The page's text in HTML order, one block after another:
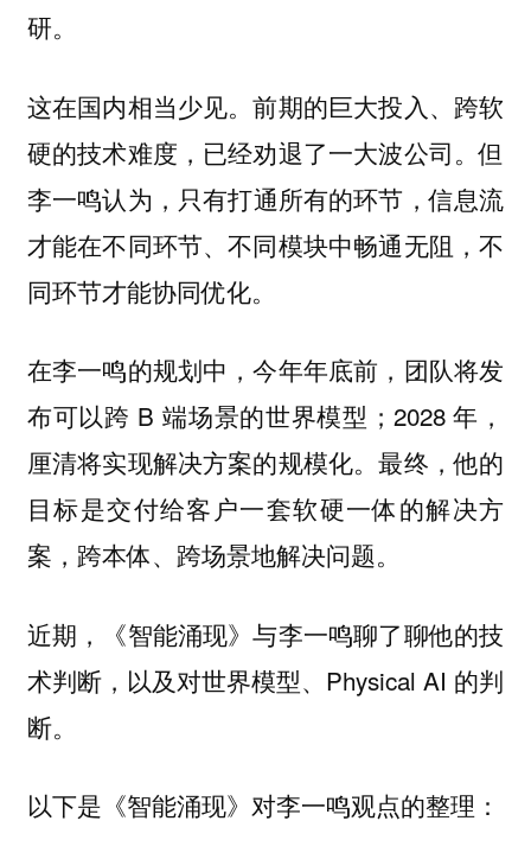
研。
这在国内相当少见。前期的巨大投入、跨软
硬的技术难度，已经劝退了一大波公司。但
李一鸣认为， 只有打通所有的环节，信息流
才能在不同环节、不同模块中畅通无阻，不
同环节才能协同优化。
在李一鸣的规划中，今年年底前，团队将发
布可以跨 B 端场景的世界模型；2028 年，
厘清将实现解决方案的规模化。最终，他的
目标是交付给客户一套软硬一体的解决方
案，跨本体、跨场景地解决问题。
近期，《智能涌现》与李一鸣聊了聊他的技
术判断，以及对世界模型、Physical AI 的判
断。
以下是《智能涌现》对李一鸣观点的整理：